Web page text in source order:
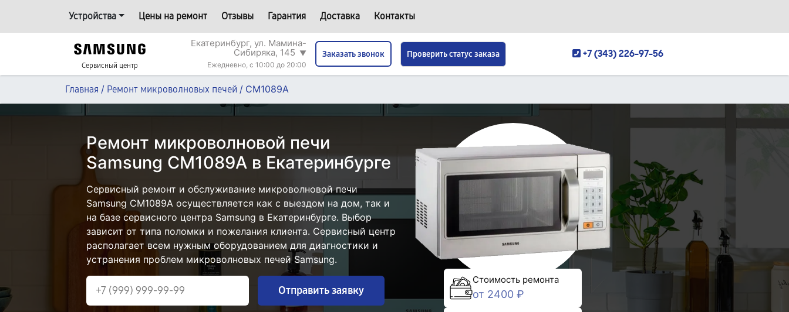
Устройства Цены на ремонт Отзывы Гарантия Доставка Контакты
Сервисный центр
Екатеринбург, ул. Мамина-
Сибиряка, 145 ▼
Ежедневно, с 10:00 до 20:00
Заказать звонок Проверить статус заказа +7 (343) 226-97-56
Главная / Ремонт микроволновых печей / CM1089A
Ремонт микроволновой печи
Samsung CM1089A в Екатеринбурге
Сервисный ремонт и обслуживание микроволновой печи
Samsung CM1089A осуществляется как с выездом на дом, так и
на базе сервисного центра Samsung в Екатеринбурге. Выбор
зависит от типа поломки и пожелания клиента. Сервисный центр
располагает всем нужным оборудованием для диагностики и
устранения проблем микроволновых печей Samsung.
Отправить заявку
Стоимость ремонта
от 2400 ₽